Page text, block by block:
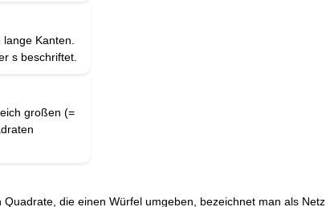
Kanten.
s beschriftet.
großen (=
Quadrate, die einen Würfel umgeben, bezeichnet man als Netz